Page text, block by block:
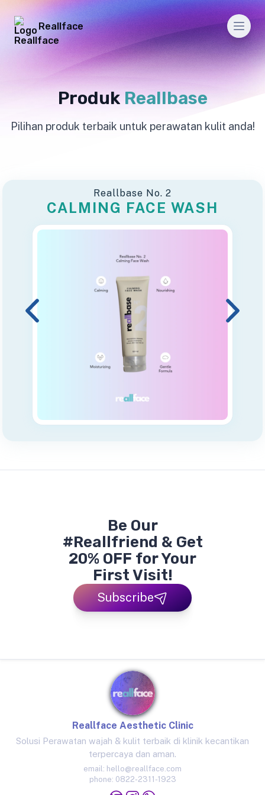
Reallface
Produk Reallbase
Pilihan produk terbaik untuk perawatan kulit anda!
Reallbase No. 2
CALMING FACE WASH
Be Our
#Reallfriend & Get
20% OFF for Your
First Visit!
Subscribe
Reallface Aesthetic Clinic
Solusi Perawatan wajah & kulit terbaik di klinik kecantikan
terpercaya dan aman.
email: hello@reallface.com
phone: 0822-2311-1923